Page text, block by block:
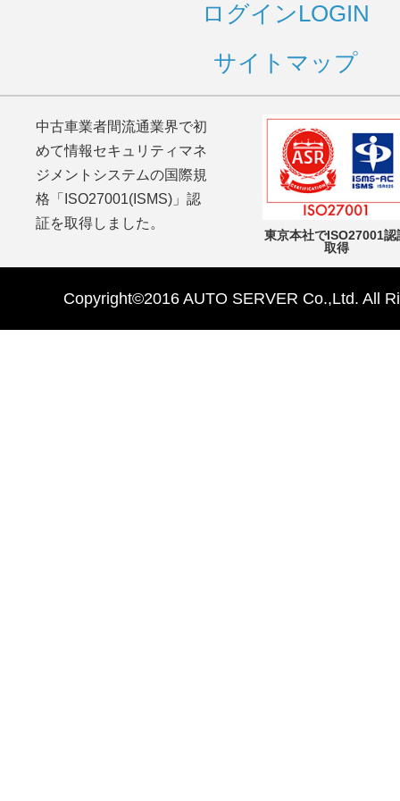
ログインLOGIN
サイトマップ
東京本社でISO27001認
取得
中古車業者間流通業界で初
めて情報セキュリティマネ
ジメントシステムの国際規
格「ISO27001(ISMS)」認
証を取得しました。
Copyright©2016 AUTO SERVER Co.,Ltd. All